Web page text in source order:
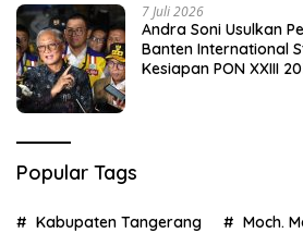
7 Juli 2026
Andra Soni Usulkan
Banten International
Kesiapan PON XXIII
Popular Tags
Kabupaten Tangerang Moch.